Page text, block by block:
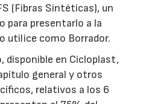
(Fibras Sintéticas), un
para presentarlo a la
utilice como Borrador.
disponible en Cicloplast,
general y otros
relativos a los 6